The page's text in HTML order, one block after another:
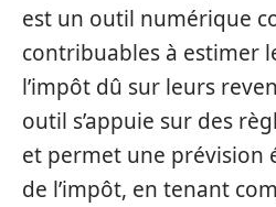
est un outil numérique
contribuables à estimer
l’impôt dû sur leurs
outil s’appuie sur des
et permet une prévision
de l’impôt, en tenant